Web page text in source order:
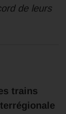
de leurs
trains